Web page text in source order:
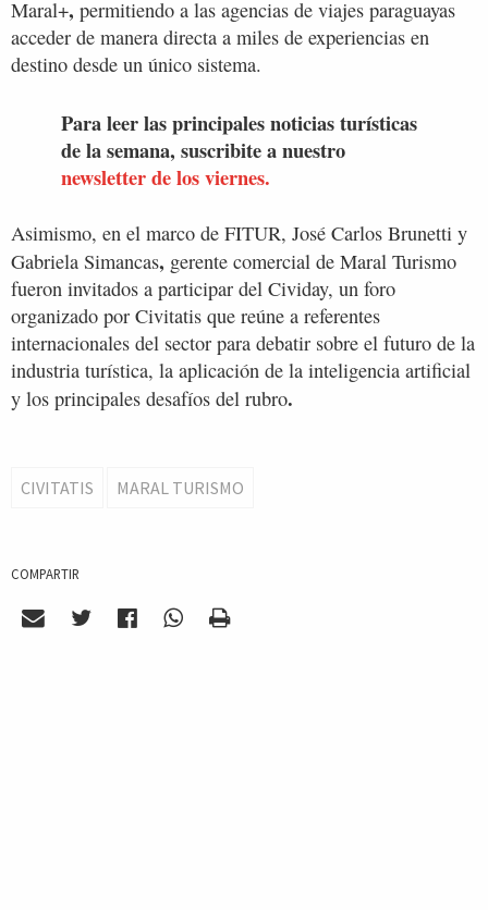
Maral+, permitiendo a las agencias de viajes paraguayas
acceder de manera directa a miles de experiencias en
destino desde un único sistema.
Para leer las principales noticias turísticas
de la semana, suscribite a nuestro
newsletter de los viernes.
Asimismo, en el marco de FITUR, José Carlos Brunetti y
Gabriela Simancas, gerente comercial de Maral Turismo
fueron invitados a participar del Cividay, un foro
organizado por Civitatis que reúne a referentes
internacionales del sector para debatir sobre el futuro de la
industria turística, la aplicación de la inteligencia artificial
y los principales desafíos del rubro.
CIVITATIS MARAL TURISMO
COMPARTIR